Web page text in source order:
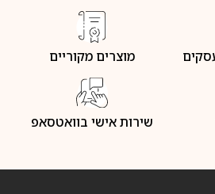
מוצרים מקוריים
שירות אישי בוואטסאפ